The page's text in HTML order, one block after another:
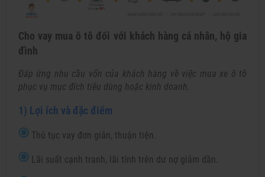
Cho vay mua ô tô đối với khách hàng cá nhân, hộ gia
đình
Đáp ứng nhu cầu vốn của khách hàng về việc mua xe ô tô
phục vụ mục đích tiêu dùng hoặc kinh doanh.
1) Lợi ích và đặc điểm
Thủ tục vay đơn giản, thuận tiện.
Lãi suất cạnh tranh, lãi tính trên dư nợ giảm dần.